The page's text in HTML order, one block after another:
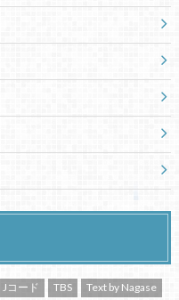
Jコード TBS Text by Nagase